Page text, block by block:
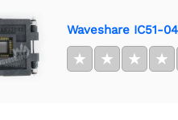
Waveshare IC51-
★ ★ ★ ★